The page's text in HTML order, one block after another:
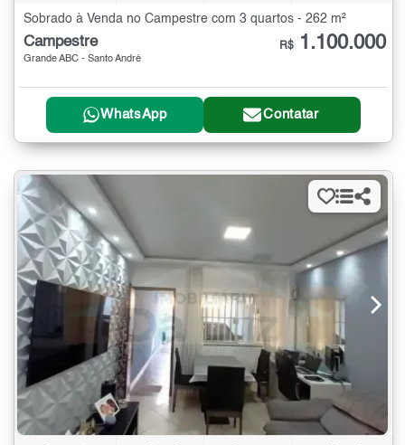
Sobrado à Venda no Campestre com 3 quartos - 262 m²
Campestre
Grande ABC - Santo André
R$ 1.100.000
WhatsApp Contatar